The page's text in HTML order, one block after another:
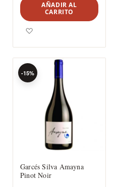
AÑADIR AL
CARRITO
Garcés Silva Amayna
Pinot Noir
-15%